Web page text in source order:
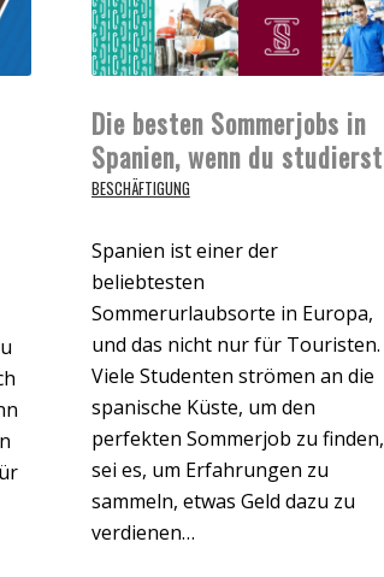
Die besten Sommerjobs in
Spanien, wenn du studierst
BESCHÄFTIGUNG
Spanien ist einer der
beliebtesten
Sommerurlaubsorte in Europa,
und das nicht nur für Touristen.
Viele Studenten strömen an die
spanische Küste, um den
perfekten Sommerjob zu finden,
sei es, um Erfahrungen zu
sammeln, etwas Geld dazu zu
verdienen…